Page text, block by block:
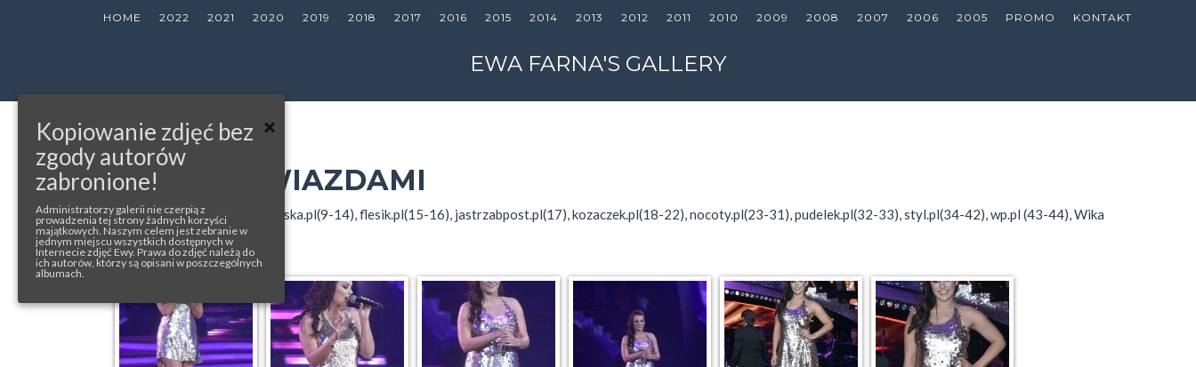
HOME 2022 2021 2020 2019 2018 2017 2016 2015 2014 2013 2012 2011 2010 2009 2008 2007 2006 2005 PROMO KONTAKT
EWA FARNA'S GALLERY
« back to album
TANIEC Z GWIAZDAMI
photos from: afterparty.pl(1-8), eska.pl(9-14), flesik.pl(15-16), jastrzabpost.pl(17), kozaczek.pl(18-22), nocoty.pl(23-31), pudelek.pl(32-33), styl.pl(34-42), wp.pl (43-44), Wika
Nowak(45-46), FB
Kopiowanie zdjęć bez
zgody autorów
zabronione!
Administratorzy galerii nie czerpią z
prowadzenia tej strony żadnych korzyści
majątkowych. Naszym celem jest zebranie w
jednym miejscu wszystkich dostępnych w
Internecie zdjęć Ewy. Prawa do zdjęć należą do
ich autorów, którzy są opisani w poszczególnych
albumach.